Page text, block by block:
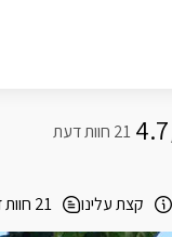
4.7
קצת עלינו 21 חוות דעת